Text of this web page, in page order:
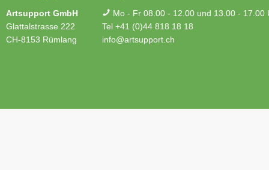
Artsupport GmbH
Glattalstrasse 222
CH-8153 Rümlang
Mo - Fr 08.00 - 12.00 und 13.00 - 17.00
Tel +41 (0)44 818 18 18
info@artsupport.ch